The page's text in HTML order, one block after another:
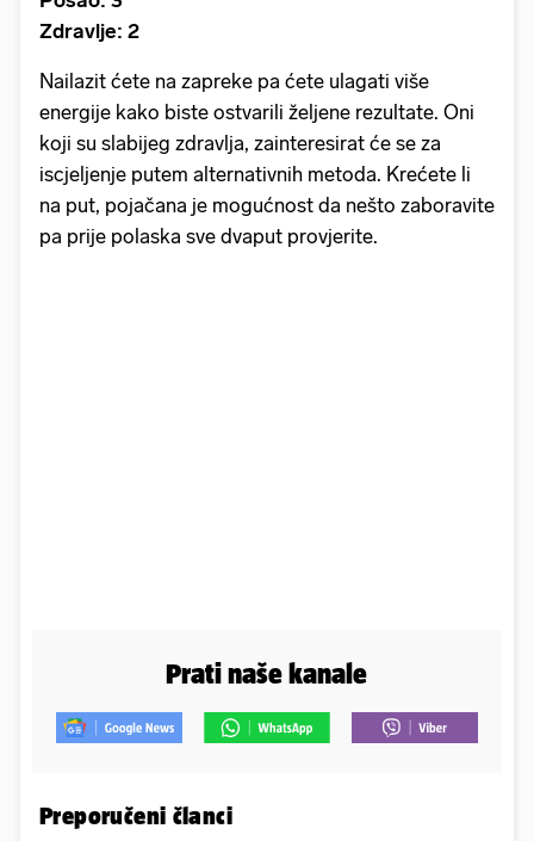
Zdravlje: 2
Nailazit ćete na zapreke pa ćete ulagati više
energije kako biste ostvarili željene rezultate. Oni
koji su slabijeg zdravlja, zainteresirat će se za
iscjeljenje putem alternativnih metoda. Krećete li
na put, pojačana je mogućnost da nešto zaboravite
pa prije polaska sve dvaput provjerite.
Prati naše kanale
Preporučeni članci